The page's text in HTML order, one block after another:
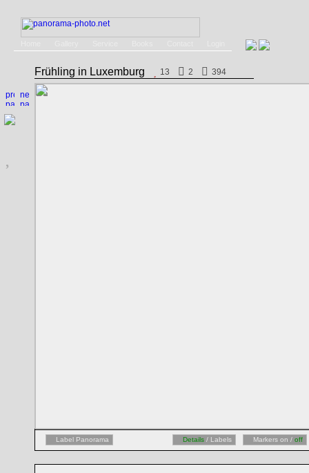
Frühling in Luxemburg 13 2 394
Label Panorama Details / Labels Markers on / off